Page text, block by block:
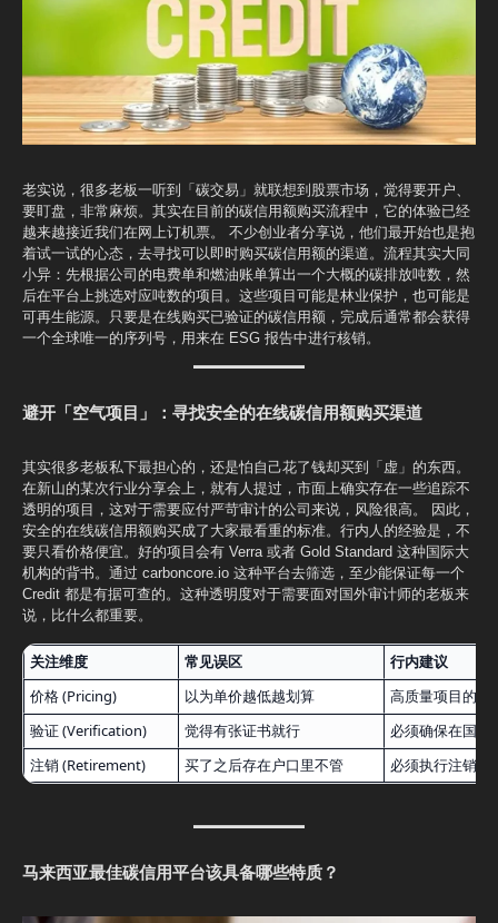
老实说，很多老板一听到「碳交易」就联想到股票市场，觉得要开户、
要盯盘，非常麻烦。其实在目前的碳信用额购买流程中，它的体验已经
越来越接近我们在网上订机票。 不少创业者分享说，他们最开始也是抱
着试一试的心态，去寻找可以即时购买碳信用额的渠道。流程其实大同
小异：先根据公司的电费单和燃油账单算出一个大概的碳排放吨数，然
后在平台上挑选对应吨数的项目。这些项目可能是林业保护，也可能是
可再生能源。只要是在线购买已验证的碳信用额，完成后通常都会获得
一个全球唯一的序列号，用来在 ESG 报告中进行核销。
避开「空气项目」：寻找安全的在线碳信用额购买渠道
其实很多老板私下最担心的，还是怕自己花了钱却买到「虚」的东西。
在新山的某次行业分享会上，就有人提过，市面上确实存在一些追踪不
透明的项目，这对于需要应付严苛审计的公司来说，风险很高。 因此，
安全的在线碳信用额购买成了大家最看重的标准。行内人的经验是，不
要只看价格便宜。好的项目会有 Verra 或者 Gold Standard 这种国际大
机构的背书。通过 carboncore.io 这种平台去筛选，至少能保证每一个
Credit 都是有据可查的。这种透明度对于需要面对国外审计师的老板来
说，比什么都重要。
关注维度 常见误区
行内建议
价格 (Pricing)
以为单价越低越划算
高质量项目的成
验证 (Verification)
觉得有张证书就行
必须确保在国际
注销 (Retirement)
买了之后存在户口里不管 必须执行注销动
马来西亚最佳碳信用平台该具备哪些特质？